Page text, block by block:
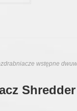
wstępne
Shredder